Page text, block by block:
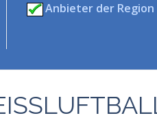
Anbieter der Region